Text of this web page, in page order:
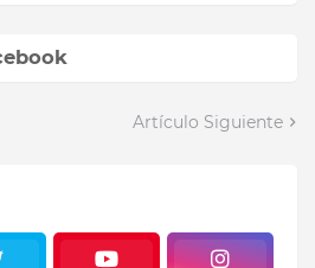
Artículo Siguiente